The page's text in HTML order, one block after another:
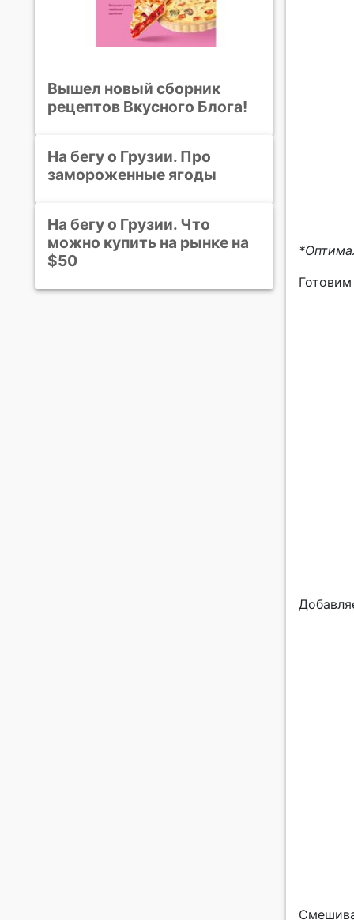
Вышел новый сборник
рецептов Вкусного Блога!
На бегу о Грузии. Про
замороженные ягоды
На бегу о Грузии. Что
можно купить на рынке на
$50